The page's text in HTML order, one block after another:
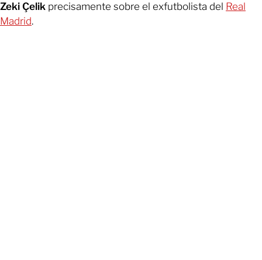
Zeki Çelik precisamente sobre el exfutbolista del Real
Madrid.